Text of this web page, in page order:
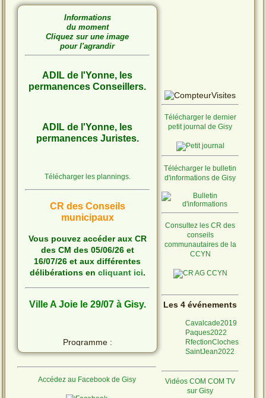
Informations
du moment
Cliquez sur une image
pour l'agrandir
ADIL de l'Yonne, les
permanences Conseillers.
ADIL de l'Yonne, les
permanences Juristes.
Télécharger les plannings.
CR des Conseils
municipaux
Vous pouvez accéder aux CR
des CM des 05/06/26 et
16/07/26 et aux différentes
délibérations en cliquant ici.
Ville A Joie le 29/07 à Gisy.
Programme :
Télécharger le dernier
petit journal de Gisy
Télécharger le bulletin
d'informations de Gisy
Consultez les CR des
conseils
communautaires de la
CCYN
Les 4 événements
Cavalcade2019
Paques2022
RfectionCloches
SaintJean2022
Vidéos COM COM TV
sur Gisy
Accédez au Facebook de Gisy